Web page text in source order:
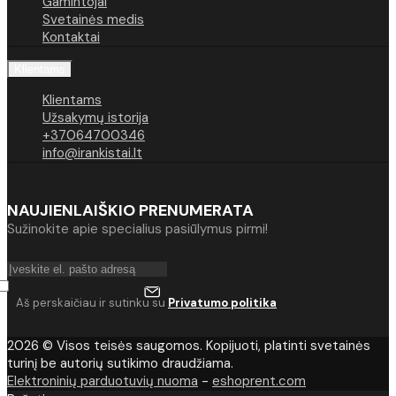
Svetainės medis
Kontaktai
Klientams
Užsakymų istorija
+37064700346
info@irankistai.lt
NAUJIENLAIŠKIO PRENUMERATA
Sužinokite apie specialius pasiūlymus pirmi!
Aš perskaičiau ir sutinku su Privatumo politika
2026 © Visos teisės saugomos. Kopijuoti, platinti svetainės
turinį be autorių sutikimo draudžiama.
Elektroninių parduotuvių nuoma - eshoprent.com